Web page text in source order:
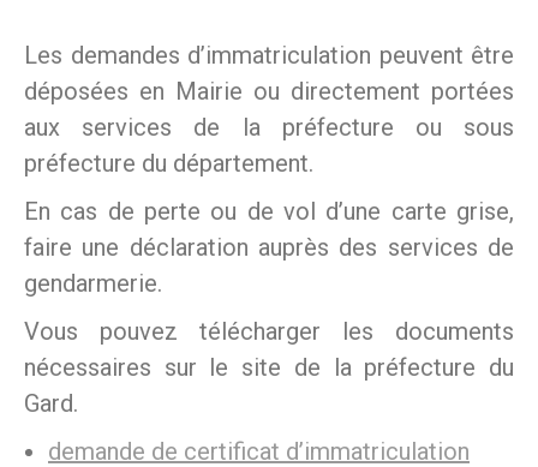
Les demandes d’immatriculation peuvent être
déposées en Mairie ou directement portées
aux services de la préfecture ou sous
préfecture du département.
En cas de perte ou de vol d’une carte grise,
faire une déclaration auprès des services de
gendarmerie.
Vous pouvez télécharger les documents
nécessaires sur le site de la préfecture du
Gard.
demande de certificat d’immatriculation